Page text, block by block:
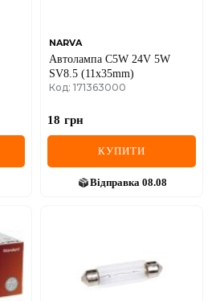
NARVA
Автолампа C5W 24V 5W
SV8.5 (11x35mm)
Код: 171363000
18 грн
КУПИТИ
Відправка 08.08